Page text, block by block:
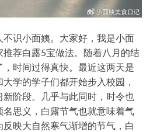
识小面姨。大家好，我是小面
荐白露5宝做法。随着八月的结
时间过得真快。最近这两天是
学的学子们都开始步入校园，
阶段。几乎与此同时，时令也
思义，白露节气也就意味着气
映大自然寒气渐增的节气，白